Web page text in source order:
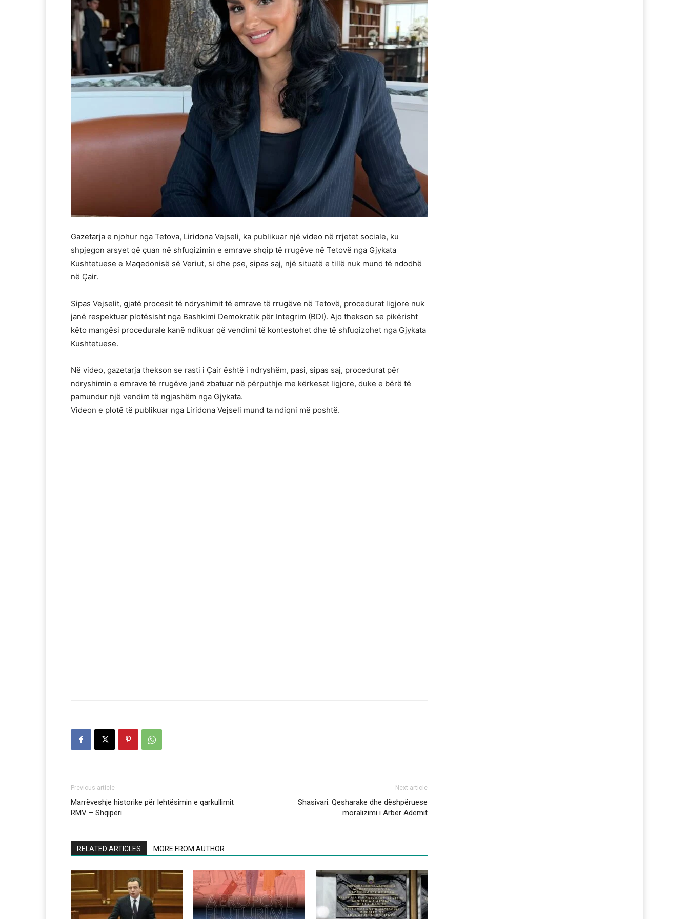
Gazetarja e njohur nga Tetova, Liridona Vejseli, ka publikuar një video në rrjetet sociale, ku
shpjegon arsyet që çuan në shfuqizimin e emrave shqip të rrugëve në Tetovë nga Gjykata
Kushtetuese e Maqedonisë së Veriut, si dhe pse, sipas saj, një situatë e tillë nuk mund të ndodhë
në Çair.
Sipas Vejselit, gjatë procesit të ndryshimit të emrave të rrugëve në Tetovë, procedurat ligjore nuk
janë respektuar plotësisht nga Bashkimi Demokratik për Integrim (BDI). Ajo thekson se pikërisht
këto mangësi procedurale kanë ndikuar që vendimi të kontestohet dhe të shfuqizohet nga Gjykata
Kushtetuese.
Në video, gazetarja thekson se rasti i Çair është i ndryshëm, pasi, sipas saj, procedurat për
ndryshimin e emrave të rrugëve janë zbatuar në përputhje me kërkesat ligjore, duke e bërë të
pamundur një vendim të ngjashëm nga Gjykata.
Videon e plotë të publikuar nga Liridona Vejseli mund ta ndiqni më poshtë.
Previous article
Marrëveshje historike për lehtësimin e qarkullimit
RMV – Shqipëri
Next article
Shasivari: Qesharake dhe dëshpëruese
moralizimi i Arbër Ademit
RELATED ARTICLES MORE FROM AUTHOR